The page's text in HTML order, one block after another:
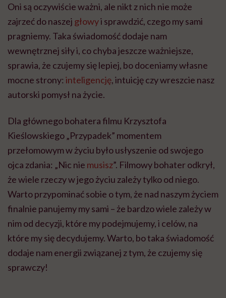
Oni są oczywiścieważni, ale nikt z nich nie może
zajrzeć do naszej głowyi sprawdzić, czego my sami
pragniemy. Taka świadomość dodaje nam
wewnętrznej siły i, co chyba jeszcze ważniejsze,
sprawia, że czujemy się lepiej, bo doceniamy własne
mocne strony: inteligencję, intuicję czy wreszcie nasz
autorski pomysł na życie.
Dla głównego bohatera filmu Krzysztofa
Kieślowskiego „Przypadek” momentem
przełomowym w życiu było usłyszenie od swojego
ojca zdania: „Nic nie musisz”. Filmowy bohater odkrył,
że wiele rzeczy w jego życiu zależy tylko od niego.
Warto przypominać sobie o tym, że nad naszym życiem
finalnie panujemy my sami – że bardzo wiele zależy w
nim od decyzji, które my podejmujemy, i celów, na
które my się decydujemy. Warto, bo taka świadomość
dodaje nam energii związanej z tym, że czujemy się
sprawczy!